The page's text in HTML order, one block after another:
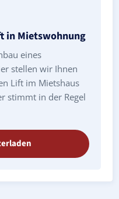
in Mietswohnung
eines
stellen wir Ihnen
Lift im Mietshaus
stimmt in der Regel